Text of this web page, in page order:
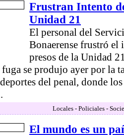
Frustran Intento
Unidad 21
El personal del
Bonaerense frustró el
presos de la Unidad
se produjo ayer por la
del penal, donde
Locales - Policiales -
El mundo es un